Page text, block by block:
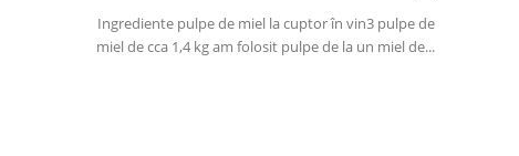
Ingrediente pulpe de miel la cuptor în vin3 pulpe de
miel de cca 1,4 kg am folosit pulpe de la un miel de...